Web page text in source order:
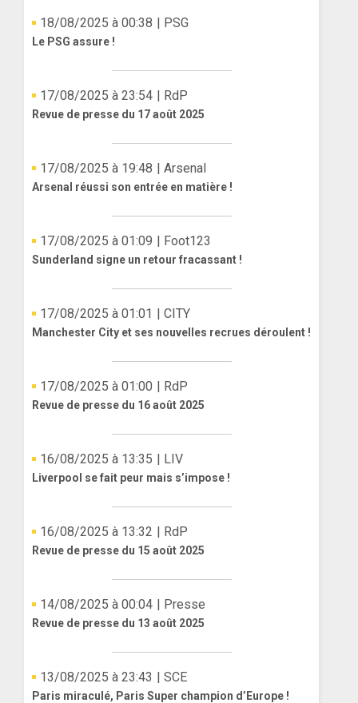
18/08/2025 à 00:38 | PSG
Le PSG assure !
17/08/2025 à 23:54 | RdP
Revue de presse du 17 août 2025
17/08/2025 à 19:48 | Arsenal
Arsenal réussi son entrée en matière !
17/08/2025 à 01:09 | Foot123
Sunderland signe un retour fracassant !
17/08/2025 à 01:01 | CITY
Manchester City et ses nouvelles recrues déroulent !
17/08/2025 à 01:00 | RdP
Revue de presse du 16 août 2025
16/08/2025 à 13:35 | LIV
Liverpool se fait peur mais s’impose !
16/08/2025 à 13:32 | RdP
Revue de presse du 15 août 2025
14/08/2025 à 00:04 | Presse
Revue de presse du 13 août 2025
13/08/2025 à 23:43 | SCE
Paris miraculé, Paris Super champion d’Europe !